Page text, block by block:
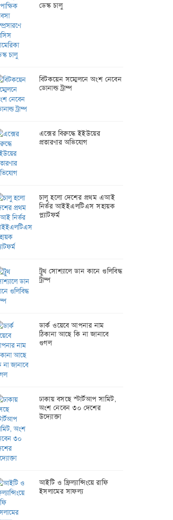
ডেস্ক চালু
বিটকয়েন সম্মেলনে অংশ নেবেন
ডোনাল্ড ট্রাম্প
এক্সের বিরুদ্ধে ইইউয়ের
প্রতারণার অভিযোগ
চালু হলো দেশের প্রথম এআই
নির্ভর আইইএলটিএস সহায়ক
প্ল্যাটফর্ম
ট্রুথ সোশ্যালে ডান কানে গুলিবিদ্ধ
ট্রাম্প
ডার্ক ওয়েবে আপনার নাম
ঠিকানা আছে কি না জানাবে
গুগল
ঢাকায় বসছে স্টার্টআপ সামিট,
অংশ নেবেন ৩০ দেশের
উদ্যোক্তা
আইটি ও ফ্রিল্যান্সিংয়ে রাফি
ইসলামের সাফল্য